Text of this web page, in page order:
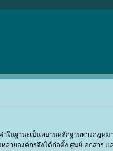
ในฐานะเป็นพยานหลักฐานทางกฎหม
ายองค์กรจึงได้ก่อตั้ง ศูนย์เอกสาร